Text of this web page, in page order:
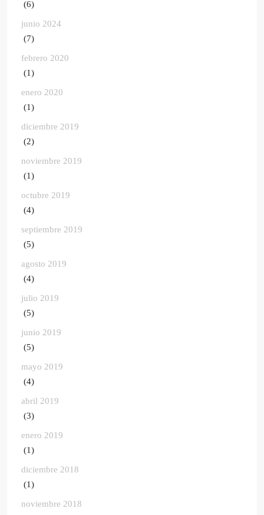
(6)
junio 2024
(7)
febrero 2020
(1)
enero 2020
(1)
diciembre 2019
(2)
noviembre 2019
(1)
octubre 2019
(4)
septiembre 2019
(5)
agosto 2019
(4)
julio 2019
(5)
junio 2019
(5)
mayo 2019
(4)
abril 2019
(3)
enero 2019
(1)
diciembre 2018
(1)
noviembre 2018